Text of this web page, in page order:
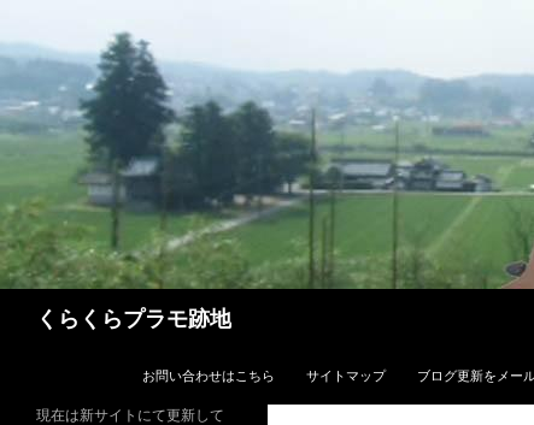
ン
テ
ツ
キ
ッ
プ
くらくらプラモ跡地
お問い合わせはこちら サイトマップ ブログ更新をメー
現在は新サイトにて更新して